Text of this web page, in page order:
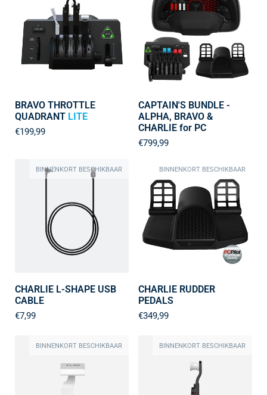
BRAVO THROTTLE
QUADRANT LITE
€199,99
CAPTAIN'S BUNDLE -
ALPHA, BRAVO &
CHARLIE for PC
€799,99
CHARLIE L-SHAPE USB
CABLE
€7,99
BINNENKORT BESCHIKBAAR
CHARLIE RUDDER
PEDALS
€349,99
BINNENKORT BESCHIKBAAR
BINNENKORT BESCHIKBAAR BINNENKORT BESCHIKBAAR